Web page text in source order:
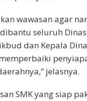
wawasan agar
seluruh
dan Kepala
jelasnya.
SMK yang siap